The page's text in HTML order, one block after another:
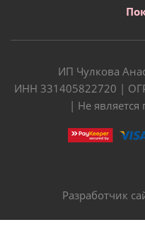
ИП Чулкова
ИНН 331405822720 |
| Не
Разработчик